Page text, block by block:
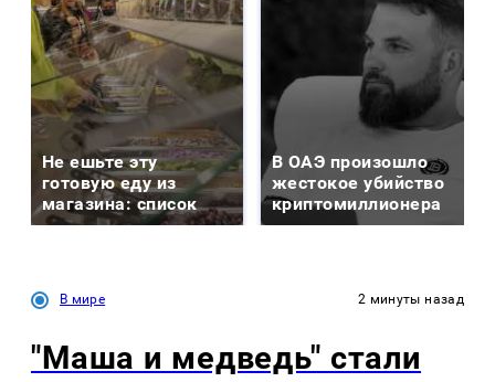
Не ешьте эту
готовую еду из
магазина: список
В ОАЭ произошло
жестокое убийство
криптомиллионера
В мире 2 минуты назад
"Маша и медведь" стали